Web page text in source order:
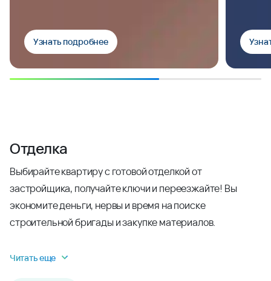
Узнать подробнее
Отделка
Выбирайте квартиру с готовой отделкой от
застройщика, получайте ключи и переезжайте! Вы
экономите деньги, нервы и время на поиске
строительной бригады и закупке материалов.
Читать еще